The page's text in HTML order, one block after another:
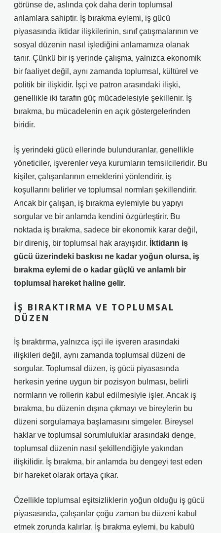
görünse de, aslında çok daha derin toplumsal
anlamlara sahiptir. İş bırakma eylemi, iş gücü
piyasasında iktidar ilişkilerinin, sınıf çatışmalarının ve
sosyal düzenin nasıl işlediğini anlamamıza olanak
tanır. Çünkü bir iş yerinde çalışma, yalnızca ekonomik
bir faaliyet değil, aynı zamanda toplumsal, kültürel ve
politik bir ilişkidir. İşçi ve patron arasındaki ilişki,
genellikle iki tarafın güç mücadelesiyle şekillenir. İş
bırakma, bu mücadelenin en açık göstergelerinden
biridir.
İş yerindeki gücü ellerinde bulunduranlar, genellikle
yöneticiler, işverenler veya kurumların temsilcileridir. Bu
kişiler, çalışanlarının emeklerini yönlendirir, iş
koşullarını belirler ve toplumsal normları şekillendirir.
Ancak bir çalışan, iş bırakma eylemiyle bu yapıyı
sorgular ve bir anlamda kendini özgürleştirir. Bu
noktada iş bırakma, sadece bir ekonomik karar değil,
bir direniş, bir toplumsal hak arayışıdır.
İktidarın iş
gücü üzerindeki baskısı ne kadar yoğun olursa, iş
bırakma eylemi de o kadar güçlü ve anlamlı bir
toplumsal hareket haline gelir.
İŞ BIRAKTIRMA VE TOPLUMSAL
DÜZEN
İş bıraktırma, yalnızca işçi ile işveren arasındaki
ilişkileri değil, aynı zamanda toplumsal düzeni de
sorgular. Toplumsal düzen, iş gücü piyasasında
herkesin yerine uygun bir pozisyon bulması, belirli
normların ve rollerin kabul edilmesiyle işler. Ancak iş
bırakma, bu düzenin dışına çıkmayı ve bireylerin bu
düzeni sorgulamaya başlamasını simgeler. Bireysel
haklar ve toplumsal sorumluluklar arasındaki denge,
toplumsal düzenin nasıl şekillendiğiyle yakından
ilişkilidir. İş bırakma, bir anlamda bu dengeyi test eden
bir hareket olarak ortaya çıkar.
Özellikle toplumsal eşitsizliklerin yoğun olduğu iş gücü
piyasasında, çalışanlar çoğu zaman bu düzeni kabul
etmek zorunda kalırlar. İş bırakma eylemi, bu kabulü